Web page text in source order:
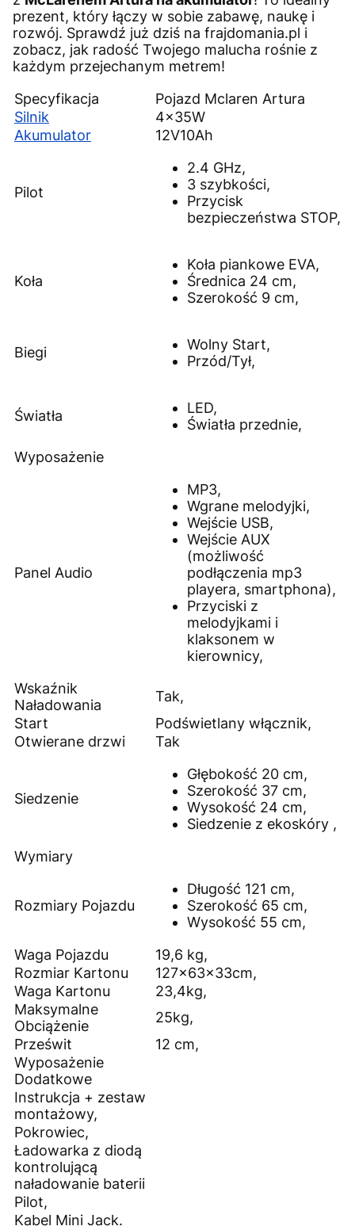
prezent, który łączy w sobie zabawę, naukę i
rozwój. Sprawdź już dziś na frajdomania.pl i
zobacz, jak radość Twojego malucha rośnie z
każdym przejechanym metrem!
Specyfikacja
Pojazd Mclaren Artura
Silnik
4x35W
Akumulator
12V10Ah
Pilot
2.4 GHz,
3 szybkości,
Przycisk
bezpieczeństwa STOP,
Koła
Koła piankowe EVA,
Średnica 24 cm,
Szerokość 9 cm,
Biegi
Wolny Start,
Przód/Tył,
Światła
LED,
Światła przednie,
Wyposażenie
Panel Audio
MP3,
Wgrane melodyjki,
Wejście USB,
Wejście AUX
(możliwość
podłączenia mp3
playera, smartphona),
Przyciski z
melodyjkami i
klaksonem w
kierownicy,
Wskaźnik
Naładowania
Tak,
Start
Podświetlany włącznik,
Otwierane drzwi
Tak
Siedzenie
Głębokość 20 cm,
Szerokość 37 cm,
Wysokość 24 cm,
Siedzenie z ekoskóry ,
Wymiary
Rozmiary Pojazdu
Długość 121 cm,
Szerokość 65 cm,
Wysokość 55 cm,
Waga Pojazdu
19,6 kg,
Rozmiar Kartonu
127x63x33cm,
Waga Kartonu
23,4kg,
Maksymalne
Obciążenie
25kg,
Prześwit
12 cm,
Wyposażenie
Dodatkowe
Instrukcja + zestaw
montażowy,
Pokrowiec,
Ładowarka z diodą
kontrolującą
naładowanie baterii
Pilot,
Kabel Mini Jack.